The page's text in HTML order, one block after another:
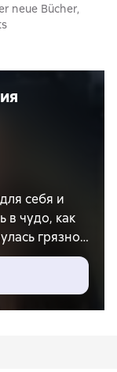
neue Bücher,
себя и
в чудо, как
грязной
по нашему